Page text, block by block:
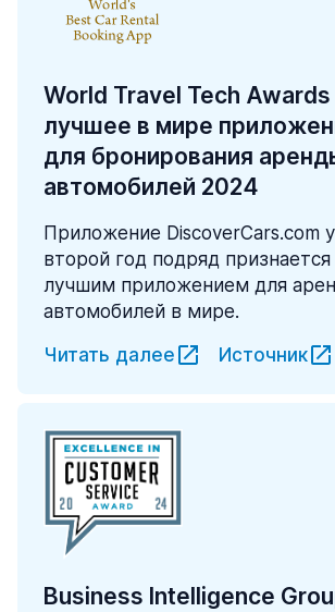
World Travel Tech Awards
лучшее в мире
для бронирования
автомобилей 2024
Приложение DiscoverCars.com
второй год подряд признается
лучшим приложением для
автомобилей в мире.
Читать далее
Источник
Business Intelligence